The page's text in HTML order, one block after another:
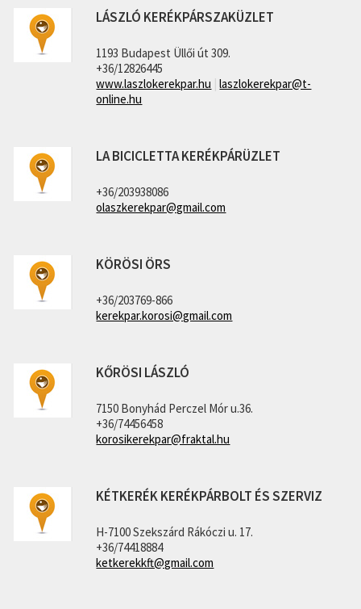
LÁSZLÓ KERÉKPÁRSZAKÜZLET
1193 Budapest Üllői út 309.
+36/12826445
www.laszlokerekpar.hu |laszlokerekpar@t-
online.hu
LA BICICLETTA KERÉKPÁRÜZLET
+36/203938086
olaszkerekpar@gmail.com
KÖRÖSI ÖRS
+36/203769-866
kerekpar.korosi@gmail.com
KŐRÖSI LÁSZLÓ
7150 Bonyhád Perczel Mór u.36.
+36/74456458
korosikerekpar@fraktal.hu
KÉTKERÉK KERÉKPÁRBOLT ÉS SZERVIZ
H-7100 Szekszárd Rákóczi u. 17.
+36/74418884
ketkerekkft@gmail.com